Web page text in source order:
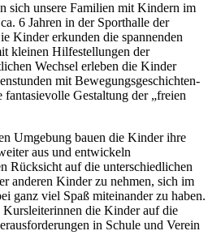
sich unsere Familien mit Kindern im
6 Jahren in der Sporthalle der
Kinder erkunden die spannenden
kleinen Hilfestellungen der
Wechsel erleben die Kinder
mit Bewegungsgeschichten-
fantasievolle Gestaltung der „freien
Umgebung bauen die Kinder ihre
aus und entwickeln
Rücksicht auf die unterschiedlichen
anderen Kinder zu nehmen, sich im
ganz viel Spaß miteinander zu haben.
Kursleiterinnen die Kinder auf die
in Schule und Verein